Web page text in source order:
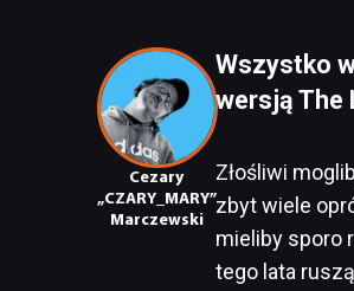
Cezary
„CZARY_MARY”
Marczewski
Wszystko
wersją The
Złośliwi
zbyt wiele
mieliby sporo
tego lata